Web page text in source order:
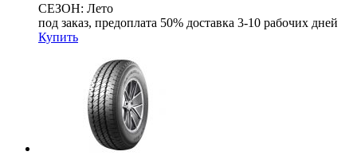
СЕЗОН: Лето
под заказ, предоплата 50% доставка 3-10 рабочих дней
Купить